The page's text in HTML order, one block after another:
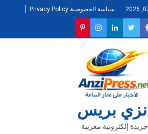
سياسة الخصوصية Privacy Policy
انزي بريس
جريدة إلكترونية مغربية